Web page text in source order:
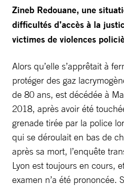
Zineb Redouane, une
difficultés d’accès à la
victimes de violences
Alors qu’elle s’apprêtait à
protéger des gaz
de 80 ans, est décédée à
2018, après avoir été
grenade tirée par la police
qui se déroulait en bas de
après sa mort, l’enquête
Lyon est toujours en cours,
examen n’a été prononcée.